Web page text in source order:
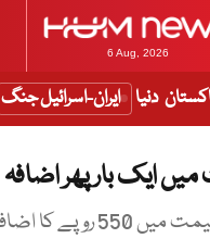
6 Aug, 2026
دنیا ایران-اسرائیل جنگ
ایک بار پھر اضافہ
کا اضافہ ہوا۔